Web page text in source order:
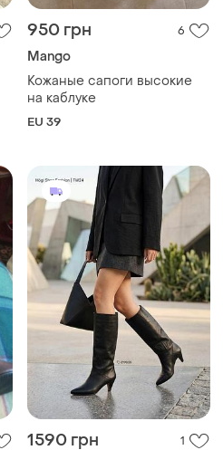
950 грн 6
Mango
Кожаные сапоги высокие
на каблуке
EU 39
1590 грн 1